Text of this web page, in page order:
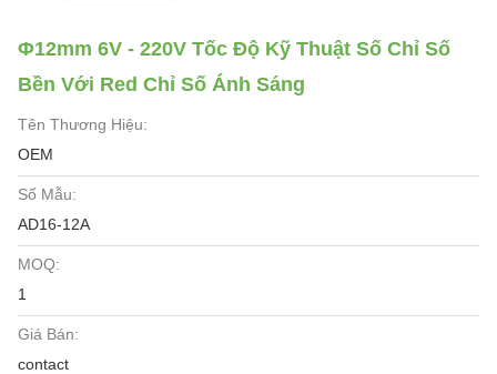
Φ12mm 6V - 220V Tốc Độ Kỹ Thuật Số Chỉ Số
Bền Với Red Chỉ Số Ánh Sáng
Tên Thương Hiệu:
OEM
Số Mẫu:
AD16-12A
MOQ:
1
Giá Bán:
contact